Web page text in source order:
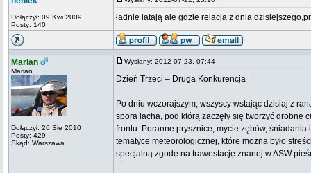
Dołączył: 09 Kwi 2009
Posty: 140
ładnie latają ale gdzie relacja z dnia
Marian
Marian
Dołączył: 26 Sie 2010
Posty: 429
Skąd: Warszawa
Wysłany: 2012-07-23, 07:44
Dzień Trzeci – Druga Konkurencja
Po dniu wczorajszym, wszyscy wstając dzisiaj z
spora łacha, pod którą zaczęły się tworzyć
frontu. Poranne prysznice, mycie zębów,
tematyce meteorologicznej, które można było
specjalną zgodę na trawestację znanej w ASW